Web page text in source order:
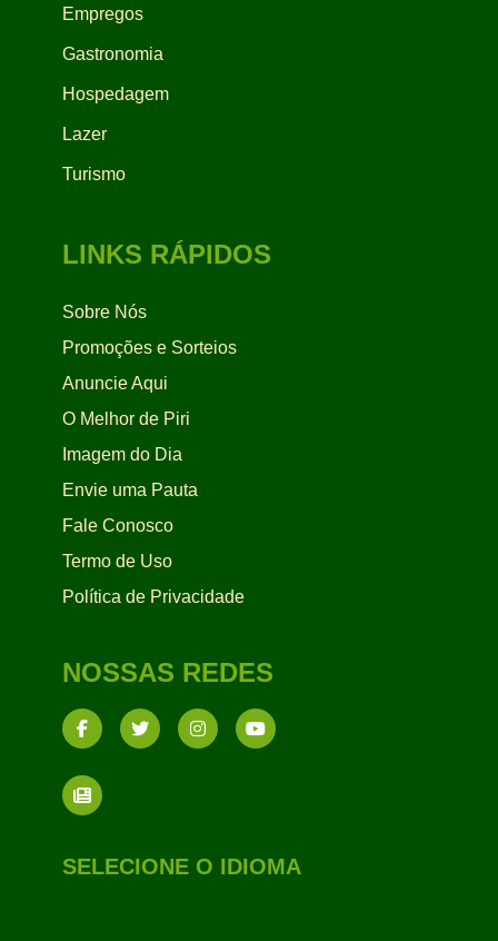
Empregos
Gastronomia
Hospedagem
Lazer
Turismo
LINKS RÁPIDOS
Sobre Nós
Promoções e Sorteios
Anuncie Aqui
O Melhor de Piri
Imagem do Dia
Envie uma Pauta
Fale Conosco
Termo de Uso
Política de Privacidade
NOSSAS REDES
SELECIONE O IDIOMA